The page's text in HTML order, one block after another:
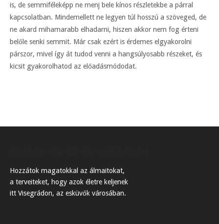
is, de semmiféleképp ne menj bele kínos részletekbe a párral
kapcsolatban. Mindemellett ne legyen túl hosszú a szöveged, de
ne akard mihamarabb elhadarni, hiszen akkor nem fog érteni
belőle senki semmit. Már csak ezért is érdemes elgyakorolni
párszor, mivel így át tudod venni a hangsúlyosabb részeket, és
kicsit gyakorolhatod az előadásmódodat.
Hozzátok magatokkal az álmaitokat,
a terveiteket, hogy azok életre keljenek
itt Visegrádon, az esküvők városában.